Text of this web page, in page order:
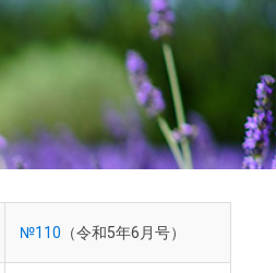
№110 （令和5年6月号）